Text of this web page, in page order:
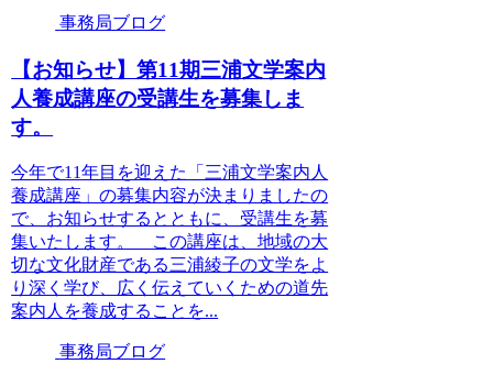
事務局ブログ
【お知らせ】第11期三浦文学案内
人養成講座の受講生を募集しま
す。
今年で11年目を迎えた「三浦文学案内人
養成講座」の募集内容が決まりましたの
で、お知らせするとともに、受講生を募
集いたします。 この講座は、地域の大
切な文化財産である三浦綾子の文学をよ
り深く学び、広く伝えていくための道先
案内人を養成することを...
事務局ブログ